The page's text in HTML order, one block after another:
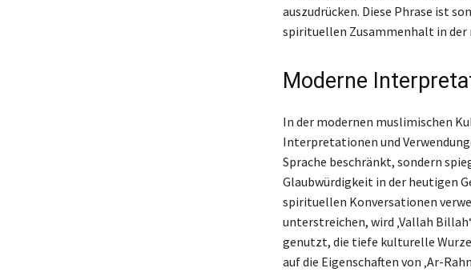
auszudrücken. Diese Phrase ist
spirituellen Zusammenhalt in der
Moderne
In der modernen muslimischen
Interpretationen und
Sprache beschränkt, sondern
Glaubwürdigkeit in der heutigen
spirituellen Konversationen
unterstreichen, wird ‚Vallah
genutzt, die tiefe kulturelle
auf die Eigenschaften von ‚Ar-